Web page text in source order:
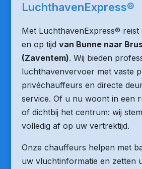
LuchthavenExpress®
Met LuchthavenExpress®
en op tijd van Bunne naar
(Zaventem). Wij bieden
luchthavenvervoer met vaste
privéchauffeurs en directe
service. Of u nu woont in een
of dichtbij het centrum: wij
volledig af op uw vertrektijd.
Onze chauffeurs helpen met
uw vluchtinformatie en zetten